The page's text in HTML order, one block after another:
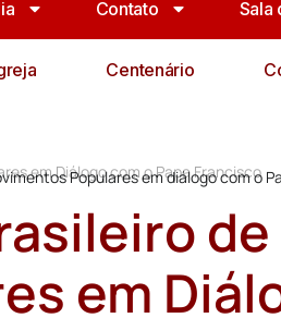
Contato Sala
Centenário
em Diálogo com o Papa Francisco
Populares em diálogo com o
de
em